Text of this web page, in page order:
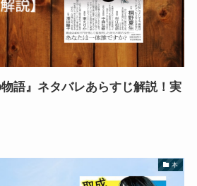
物語』ネタバレあらすじ解説！実
本